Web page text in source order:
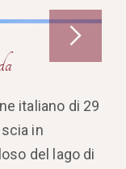
italiano di 29
in
del lago di